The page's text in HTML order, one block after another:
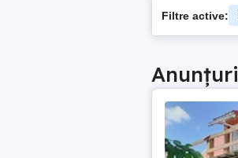
Filtre active:
Anunțuri